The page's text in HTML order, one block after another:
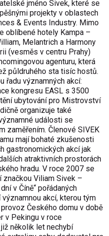
jméno Sivek, které se
projekty v oblastech
& Events Industry. Mimo
oblíbené hotely Kampa –
Melantrich a Harmony
(vesměs v centru Prahy)
agenturu, která
půldruhého sta tisíc hostů.
řadu významných akcí:
kongresu EASL s 3500
ubytování pro Mistrovství
organizuje také
události se
zaměřením. Členové SIVEK
mají bohaté zkušenosti
gastronomických akcí jak
atraktivních prostorách
hradu. V roce 2007 se
Viliam Sivek –
v Číně“ pořádaných
akcí, kterou tým
Českého domu v době
v Pekingu v roce
několik let nechybí